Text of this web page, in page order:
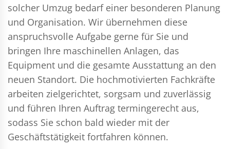
solcher Umzug bedarf einer besonderen Planung
und Organisation. Wir übernehmen diese
anspruchsvolle Aufgabe gerne für Sie und
bringen Ihre maschinellen Anlagen, das
Equipment und die gesamte Ausstattung an den
neuen Standort. Die hochmotivierten Fachkräfte
arbeiten zielgerichtet, sorgsam und zuverlässig
und führen Ihren Auftrag termingerecht aus,
sodass Sie schon bald wieder mit der
Geschäftstätigkeit fortfahren können.